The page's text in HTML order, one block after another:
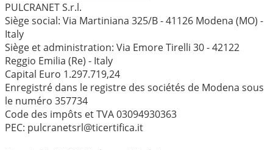
PULCRANET S.r.l.
Siège social: Via Martiniana 325/B - 41126 Modena (MO) -
Italy
Siège et administration: Via Emore Tirelli 30 - 42122
Reggio Emilia (Re) - Italy
Capital Euro 1.297.719,24
Enregistré dans le registre des sociétés de Modena sous
le numéro 357734
Code des impôts et TVA 03094930363
PEC: pulcranetsrl@ticertifica.it